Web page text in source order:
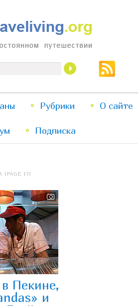
Перейти
к
Перейти
к
Рубрики О сайте
Подписка
(PAGE 17)
Пекине,
и